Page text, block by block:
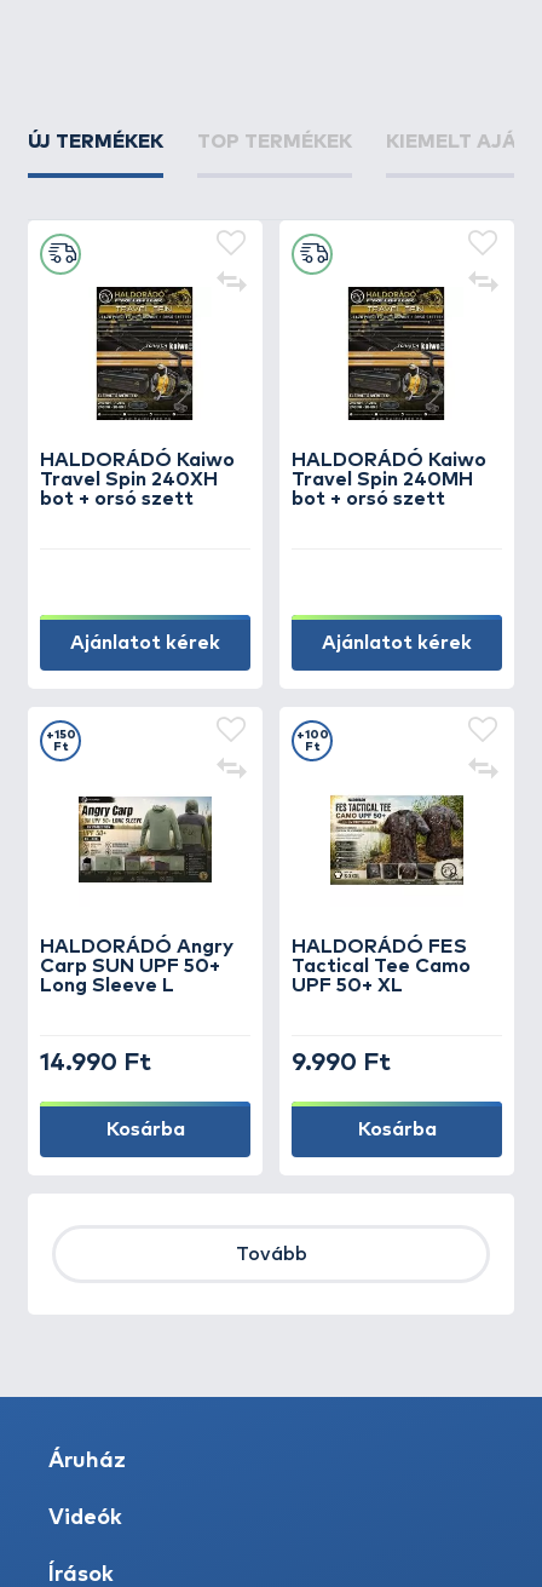
ÚJ TERMÉKEK TOP TERMÉKEK KIEMELT
HALDORÁDÓ Kaiwo
Travel Spin 240XH
bot + orsó szett
Ajánlatot kérek
HALDORÁDÓ Kaiwo
Travel Spin 240MH
bot + orsó szett
Ajánlatot kérek
HALDORÁDÓ Angry
Carp SUN UPF 50+
Long Sleeve L
+150
Ft
14.990 Ft
Kosárba
HALDORÁDÓ FES
Tactical Tee Camo
UPF 50+ XL
+100
Ft
9.990 Ft
Kosárba
Tovább
Áruház
Videók
Írások